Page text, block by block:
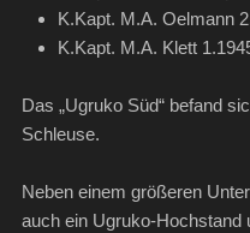
K.Kapt. M.A. Oelmann
K.Kapt. M.A. Klett
Das „Ugruko Süd“ befand
Schleuse.
Neben einem größeren
auch ein Ugruko-Hochstand